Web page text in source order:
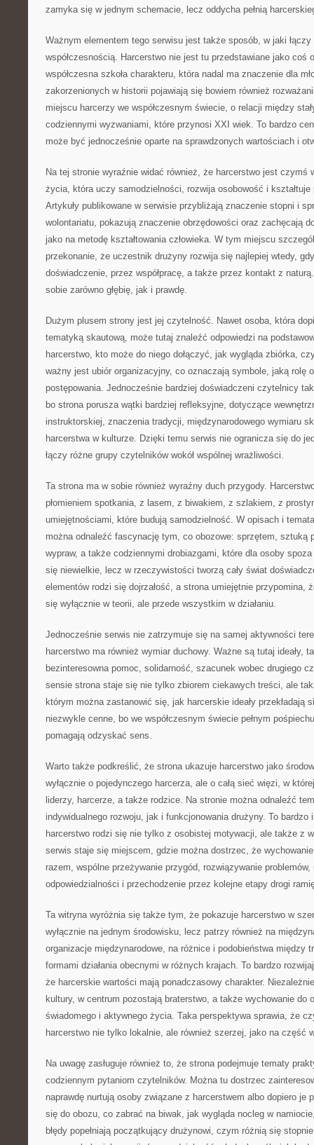
zamyka się w jednym schemacie, lecz oddycha pełnią
Ważnym elementem tego serwisu jest także sposób, w jaki
współczesnością. Harcerstwo nie jest tu przedstawiane jako coś
współczesna szkoła charakteru, która nadal ma znaczenie dla
zakorzenionych w historii pojawiają się bowiem również
miejscu harcerzy we współczesnym świecie, o relacji między
codziennymi wyzwaniami, które przynosi XXI wiek. To bardzo
może być jednocześnie oparte na sprawdzonych wartościach i
Na tej stronie wyraźnie widać również, że harcerstwo jest czymś
życia, która uczy samodzielności, rozwija osobowość i kształtuje
Artykuły publikowane w serwisie przybliżają znaczenie stopni i
wolontariatu, pokazują znaczenie obrzędowości oraz zachęcają
jako na metodę kształtowania człowieka. W tym miejscu
przekonanie, że uczestnik drużyny rozwija się najlepiej wtedy,
doświadczenie, przez współpracę, a także przez kontakt z
sobie zarówno głębię, jak i prawdę.
Dużym plusem strony jest jej czytelność. Nawet osoba, która
tematyką skautową, może tutaj znaleźć odpowiedzi na
harcerstwo, kto może do niego dołączyć, jak wygląda zbiórka,
ważny jest ubiór organizacyjny, co oznaczają symbole, jaką rolę
postępowania. Jednocześnie bardziej doświadczeni czytelnicy
bo strona porusza wątki bardziej refleksyjne, dotyczące
instruktorskiej, znaczenia tradycji, międzynarodowego wymiaru
harcerstwa w kulturze. Dzięki temu serwis nie ogranicza się do
łączy różne grupy czytelników wokół wspólnej wrażliwości.
Ta strona ma w sobie również wyraźny duch przygody.
płomieniem spotkania, z lasem, z biwakiem, z szlakiem, z
umiejętnościami, które budują samodzielność. W opisach i
można odnaleźć fascynację tym, co obozowe: sprzętem, sztuką
wypraw, a także codziennymi drobiazgami, które dla osoby
się niewielkie, lecz w rzeczywistości tworzą cały świat
elementów rodzi się dojrzałość, a strona umiejętnie przypomina,
się wyłącznie w teorii, ale przede wszystkim w działaniu.
Jednocześnie serwis nie zatrzymuje się na samej aktywności
harcerstwo ma również wymiar duchowy. Ważne są tutaj ideały,
bezinteresowna pomoc, solidarność, szacunek wobec drugiego
sensie strona staje się nie tylko zbiorem ciekawych treści, ale
którym można zastanowić się, jak harcerskie ideały przekładają
niezwykle cenne, bo we współczesnym świecie pełnym
pomagają odzyskać sens.
Warto także podkreślić, że strona ukazuje harcerstwo jako
wyłącznie o pojedynczego harcerza, ale o całą sieć więzi, w
liderzy, harcerze, a także rodzice. Na stronie można odnaleźć
indywidualnego rozwoju, jak i funkcjonowania drużyny. To bardzo
harcerstwo rodzi się nie tylko z osobistej motywacji, ale także z
serwis staje się miejscem, gdzie można dostrzec, że
razem, wspólne przeżywanie przygód, rozwiązywanie
odpowiedzialności i przechodzenie przez kolejne etapy drogi
Ta witryna wyróżnia się także tym, że pokazuje harcerstwo w
wyłącznie na jednym środowisku, lecz patrzy również na
organizacje międzynarodowe, na różnice i podobieństwa między
formami działania obecnymi w różnych krajach. To bardzo
że harcerskie wartości mają ponadczasowy charakter.
kultury, w centrum pozostają braterstwo, a także wychowanie do
świadomego i aktywnego życia. Taka perspektywa sprawia, że
harcerstwo nie tylko lokalnie, ale również szerzej, jako na część
Na uwagę zasługuje również to, że strona podejmuje tematy
codziennym pytaniom czytelników. Można tu dostrzec
naprawdę nurtują osoby związane z harcerstwem albo dopiero je
się do obozu, co zabrać na biwak, jak wygląda nocleg w
błędy popełniają początkujący drużynowi, czym różnią się